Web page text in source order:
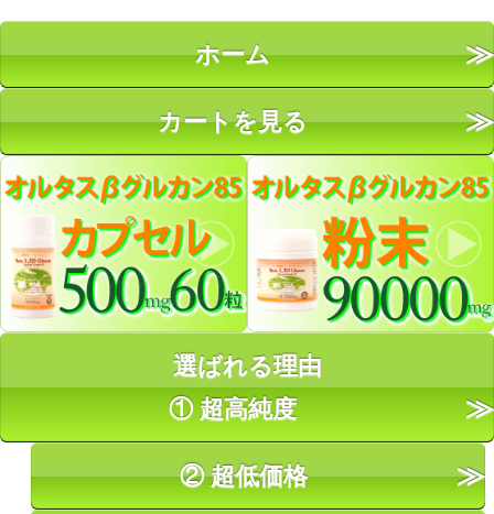
ホーム
カートを見る
選ばれる理由
① 超高純度
② 超低価格